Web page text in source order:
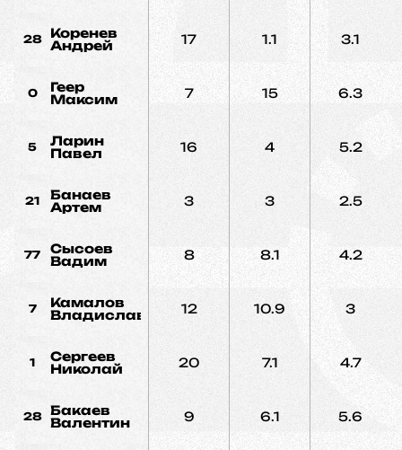
28
Коренев
Андрей
17 1.1 3.1
0
Геер
Максим
7 15 6.3
5
Ларин
Павел
16 4 5.2
21
Банаев
Артем
3 3 2.5
77
Сысоев
Вадим
8 8.1 4.2
7
Камалов
Владислав
12 10.9 3
1
Сергеев
Николай
20 7.1 4.7
28
Бакаев
Валентин
9 6.1 5.6